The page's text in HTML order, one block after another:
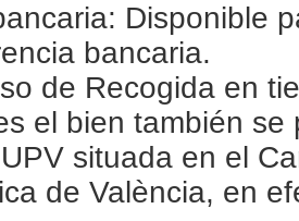
Disponible
bancaria.
de Recogida en
el bien también
situada en el
de València, en